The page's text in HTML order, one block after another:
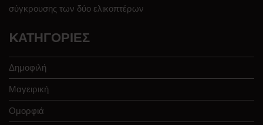
σύγκρουσης των δύο ελικοπτέρων
KΑΤΗΓΟΡΊΕΣ
Δημοφιλή
Μαγειρική
Ομορφιά